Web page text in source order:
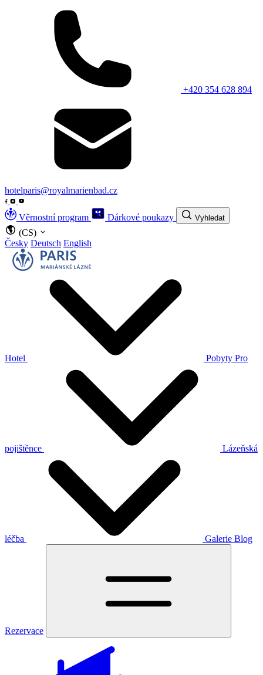
+420 354 628 894
hotelparis@royalmarienbad.cz
Věrnostní program Dárkové poukazy Vyhledat
(CS)
Česky Deutsch English
Hotel Pobyty Pro
pojištěnce Lázeňská
léčba Galerie Blog
Rezervace